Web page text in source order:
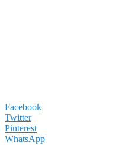
Facebook
Twitter
Pinterest
WhatsApp